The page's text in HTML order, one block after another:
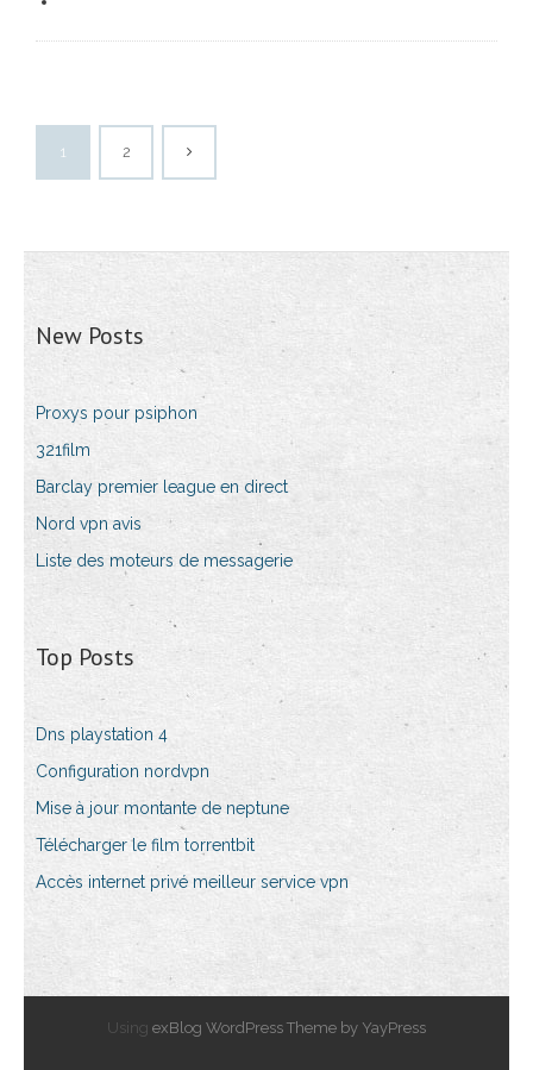
1 2
New Posts
Proxys pour psiphon
321film
Barclay premier league en direct
Nord vpn avis
Liste des moteurs de messagerie
Top Posts
Dns playstation 4
Configuration nordvpn
Mise à jour montante de neptune
Télécharger le film torrentbit
Accès internet privé meilleur service vpn
Using exBlog WordPress Theme by YayPress